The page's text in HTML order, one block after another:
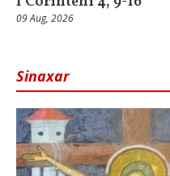
09 Aug, 2026
Sinaxar